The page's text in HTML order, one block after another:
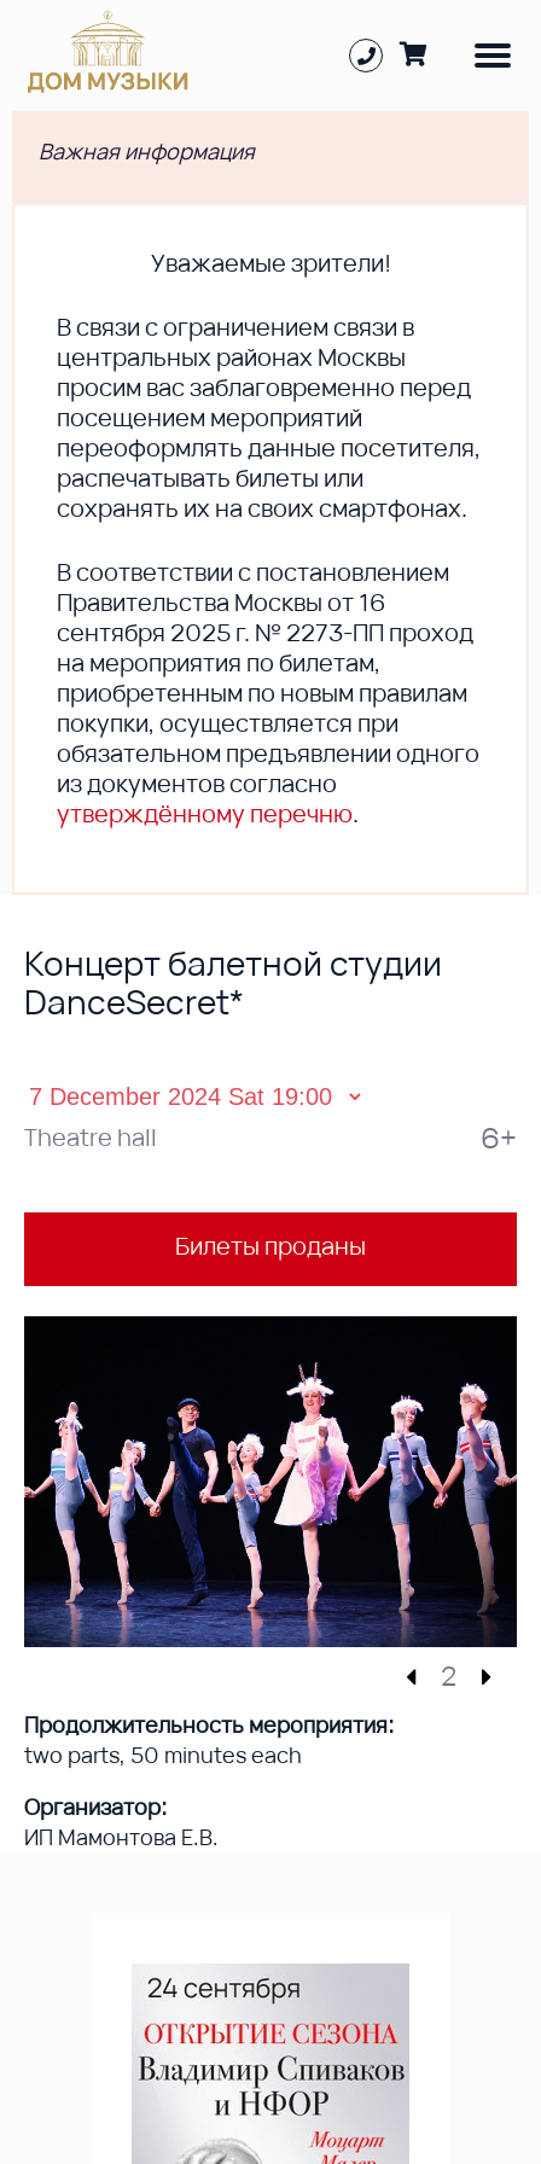
Важная информация
Уважаемые зрители!
В cвязи с ограничением связи в
центральных районах Москвы
просим вас заблаговременно перед
посещением мероприятий
переоформлять данные посетителя,
распечатывать билеты или
сохранять их на своих смартфонах.
В соответствии с постановлением
Правительства Москвы от 16
сентября 2025 г. № 2273-ПП проход
на мероприятия по билетам,
приобретенным по новым правилам
покупки, осуществляется при
обязательном предъявлении одного
из документов согласно
утверждённому перечню.
Концерт балетной студии
DanceSecret*
Theatre hall 6+
Билеты проданы
2
Продолжительность мероприятия:
two parts, 50 minutes each
Организатор:
ИП Мамонтова Е.В.